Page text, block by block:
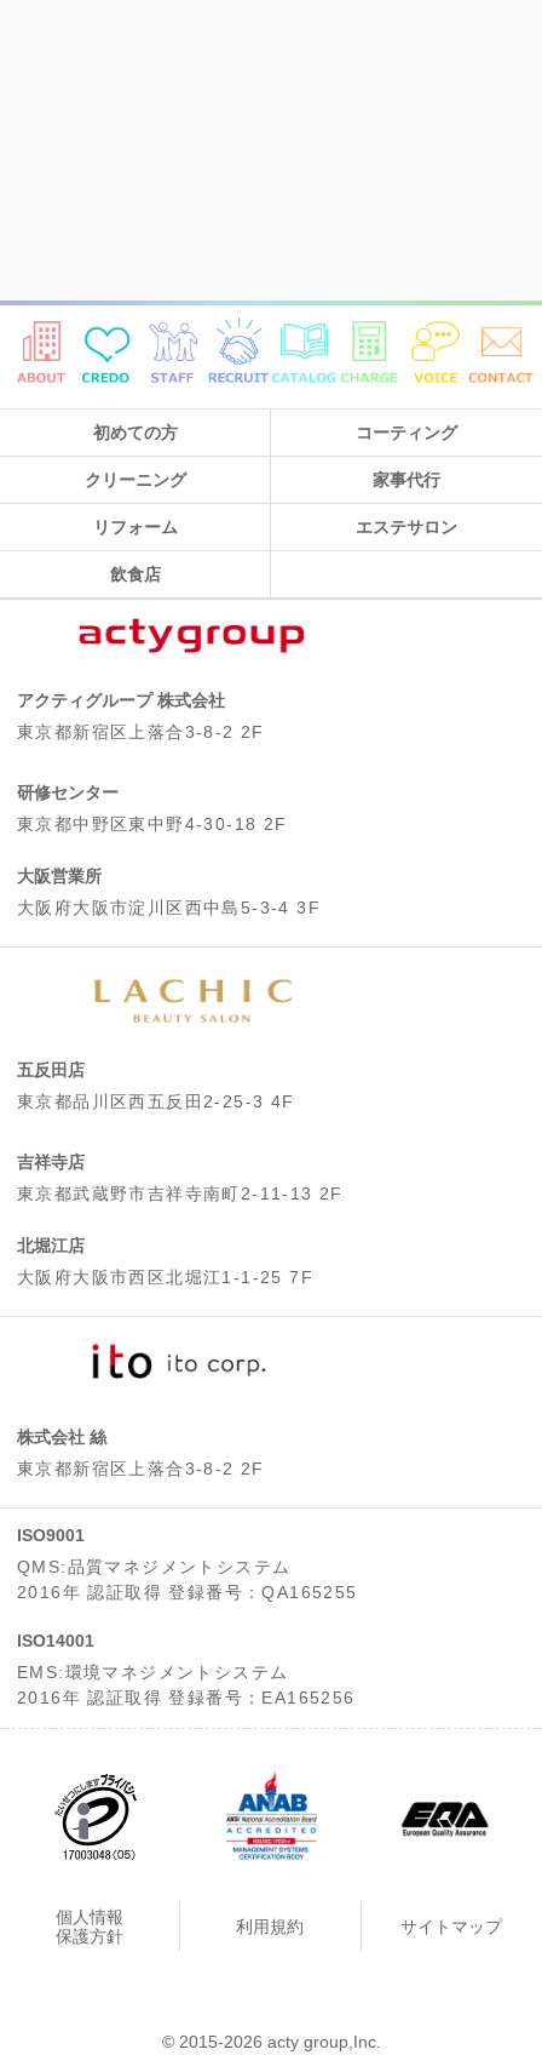
初めての方 コーティング
クリーニング 家事代行
リフォーム エステサロン
飲食店
アクティグループ 株式会社
東京都新宿区上落合3-8-2 2F
研修センター
東京都中野区東中野4-30-18 2F
大阪営業所
大阪府大阪市淀川区西中島5-3-4 3F
五反田店
東京都品川区西五反田2-25-3 4F
吉祥寺店
東京都武蔵野市吉祥寺南町2-11-13 2F
北堀江店
大阪府大阪市西区北堀江1-1-25 7F
株式会社 絲
東京都新宿区上落合3-8-2 2F
ISO9001
QMS:品質マネジメントシステム
2016年 認証取得 登録番号：QA165255
ISO14001
EMS:環境マネジメントシステム
2016年 認証取得 登録番号：EA165256
個人情報
保護方針
利用規約 サイトマップ
© 2015-2026 acty group,Inc.